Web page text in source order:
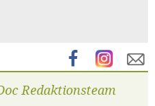
Redaktionsteam